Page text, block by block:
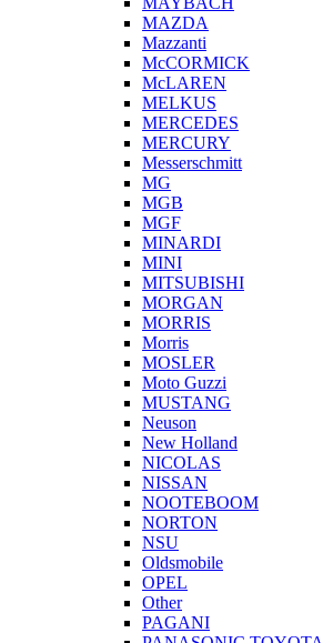
MAZDA
Mazzanti
McCORMICK
McLAREN
MELKUS
MERCEDES
MERCURY
Messerschmitt
MG
MGB
MGF
MINARDI
MINI
MITSUBISHI
MORGAN
MORRIS
Morris
MOSLER
Moto Guzzi
MUSTANG
Neuson
New Holland
NICOLAS
NISSAN
NOOTEBOOM
NORTON
NSU
Oldsmobile
OPEL
Other
PAGANI